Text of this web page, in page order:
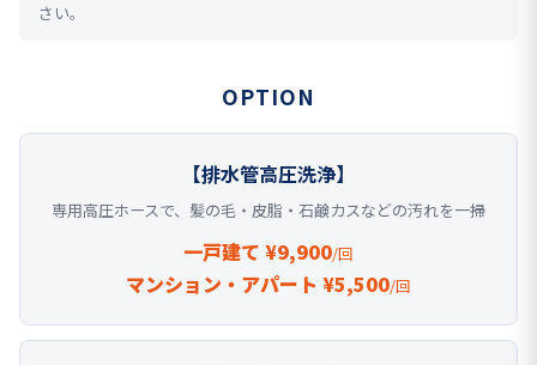
さい。
OPTION
【排水管高圧洗浄】
専用高圧ホースで、髪の毛・皮脂・石鹸カスなどの汚れを一掃
一戸建て ¥9,900/回
マンション・アパート ¥5,500/回